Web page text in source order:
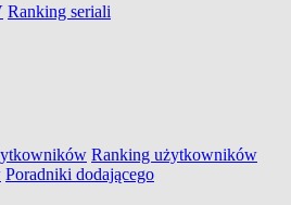
Ranking seriali
Ranking użytkowników
Poradniki dodającego